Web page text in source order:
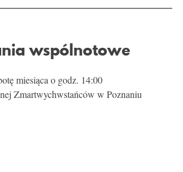
wspólnotowe
miesiąca o godz. 14:00
Zmartwychwstańców w Poznaniu